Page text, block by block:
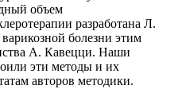
объем
разработана Л.
болезни этим
А. Кавецци. Наши
эти методы и их
авторов методики.